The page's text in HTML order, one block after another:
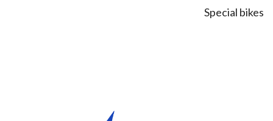
Special bikes